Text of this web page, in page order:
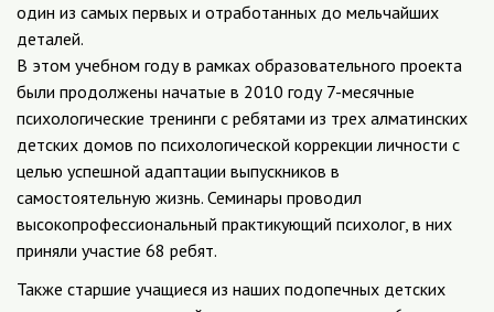
один из самых первых и отработанных до мельчайших
деталей.
В этом учебном году в рамках образовательного проекта
были продолжены начатые в 2010 году 7-месячные
психологические тренинги с ребятами из трех алматинских
детских домов по психологической коррекции личности с
целью успешной адаптации выпускников в
самостоятельную жизнь. Семинары проводил
высокопрофессиональный практикующий психолог, в них
приняли участие 68 ребят.
Также старшие учащиеся из наших подопечных детских